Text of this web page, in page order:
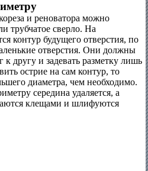
и реноватора можно
трубчатое сверло. На
контур будущего отверстия, по
отверстия. Они должны
к другу и задевать разметку лишь
острие на сам контур, то
диаметра, чем необходимо.
середина удаляется, а
клещами и шлифуются